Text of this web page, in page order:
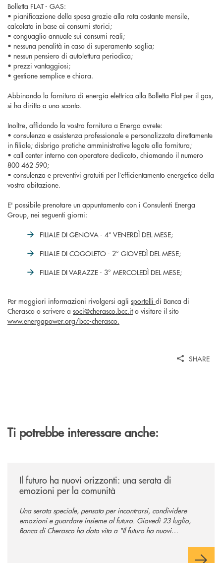
Bolletta FLAT - GAS:
• pianificazione della spesa grazie alla rata costante mensile,
calcolata in base ai consumi storici;
• conguaglio annuale sui consumi reali;
• nessuna penalità in caso di superamento soglia;
• nessun pensiero di autolettura periodica;
• prezzi vantaggiosi;
• gestione semplice e chiara.
Abbinando la fornitura di energia elettrica alla Bolletta Flat per il gas,
si ha diritto a uno sconto.
Inoltre, affidando la vostra fornitura a Energa avrete:
• consulenza e assistenza professionale e personalizzata direttamente
in filiale; disbrigo pratiche amministrative legate alla fornitura;
• call center interno con operatore dedicato, chiamando il numero
800 462 590;
• consulenza e preventivi gratuiti per l’efficientamento energetico della
vostra abitazione.
E' possibile prenotare un appuntamento con i Consulenti Energa
Group, nei seguenti giorni:
FILIALE DI GENOVA - 4° VENERDÌ DEL MESE;
FILIALE DI COGOLETO - 2° GIOVEDÌ DEL MESE;
FILIALE DI VARAZZE - 3° MERCOLEDÌ DEL MESE;
Per maggiori informazioni rivolgersi agli sportelli di Banca di
Cherasco o scrivere a soci@cherasco.bcc.ito visitare il sito
www.energapower.org/bcc-cherasco.
SHARE
Ti potrebbe interessare anche:
Il futuro ha nuovi orizzonti: una serata di
emozioni per la comunità
Una serata speciale, pensata per incontrarsi, condividere
emozioni e guardare insieme al futuro. Giovedì 23 luglio,
Banca di Cherasco ha dato vita a "Il futuro ha nuovi